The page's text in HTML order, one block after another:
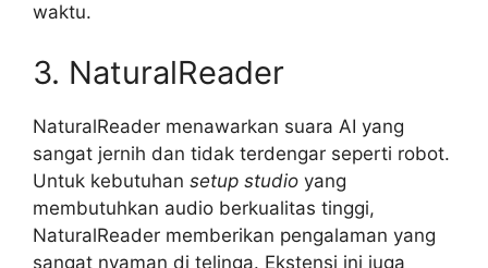
waktu.
3. NaturalReader
NaturalReader menawarkan suara AI yang
sangat jernih dan tidak terdengar seperti robot.
Untuk kebutuhan setup studio yang
membutuhkan audio berkualitas tinggi,
NaturalReader memberikan pengalaman yang
sangat nyaman di telinga. Ekstensi ini juga